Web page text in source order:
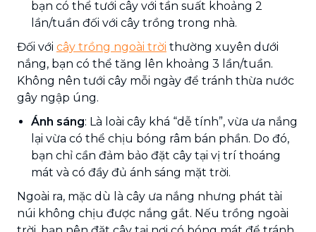
bạn có thể tưới cây với tần suất khoảng 2
lần/tuần đối với cây trồng trong nhà.
Đối với cây trồng ngoài trời thường xuyên dưới
nắng, bạn có thể tăng lên khoảng 3 lần/tuần.
Không nên tưới cây mỗi ngày để tránh thừa nước
gây ngập úng.
Ánh sáng: Là loài cây khá “dễ tính”, vừa ưa nắng
lại vừa có thể chịu bóng râm bán phần. Do đó,
bạn chỉ cần đảm bảo đặt cây tại vị trí thoáng
mát và có đầy đủ ánh sáng mặt trời.
Ngoài ra, mặc dù là cây ưa nắng nhưng phát tài
núi không chịu được nắng gắt. Nếu trồng ngoài